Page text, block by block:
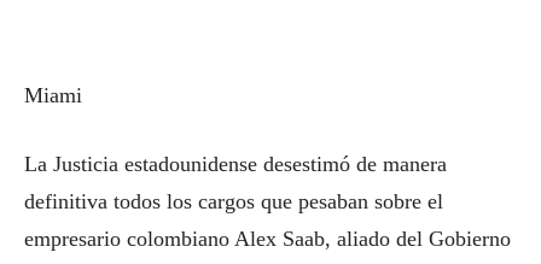
Miami
La Justicia estadounidense desestimó de manera
definitiva todos los cargos que pesaban sobre el
empresario colombiano Alex Saab, aliado del Gobierno